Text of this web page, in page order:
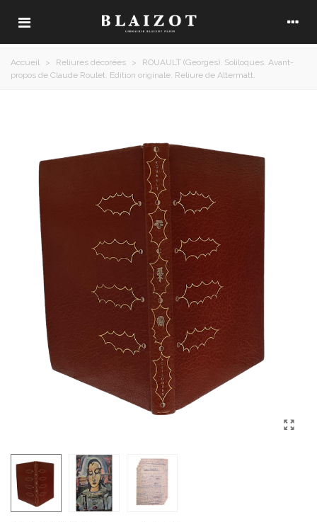
Accueil > Reliures décorées >
ROUAULT (Georges). Soliloques. Avant-
propos de Claude Roulet. Edition originale. Reliure de Altermatt.